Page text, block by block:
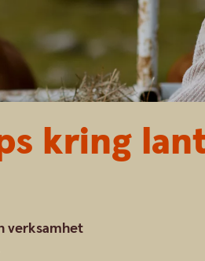
kring
verksamhet